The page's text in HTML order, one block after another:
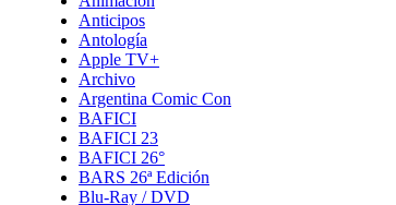
Anticipos
Antología
Apple TV+
Archivo
Argentina Comic Con
BAFICI
BAFICI 23
BAFICI 26°
BARS 26ª Edición
Blu-Ray / DVD